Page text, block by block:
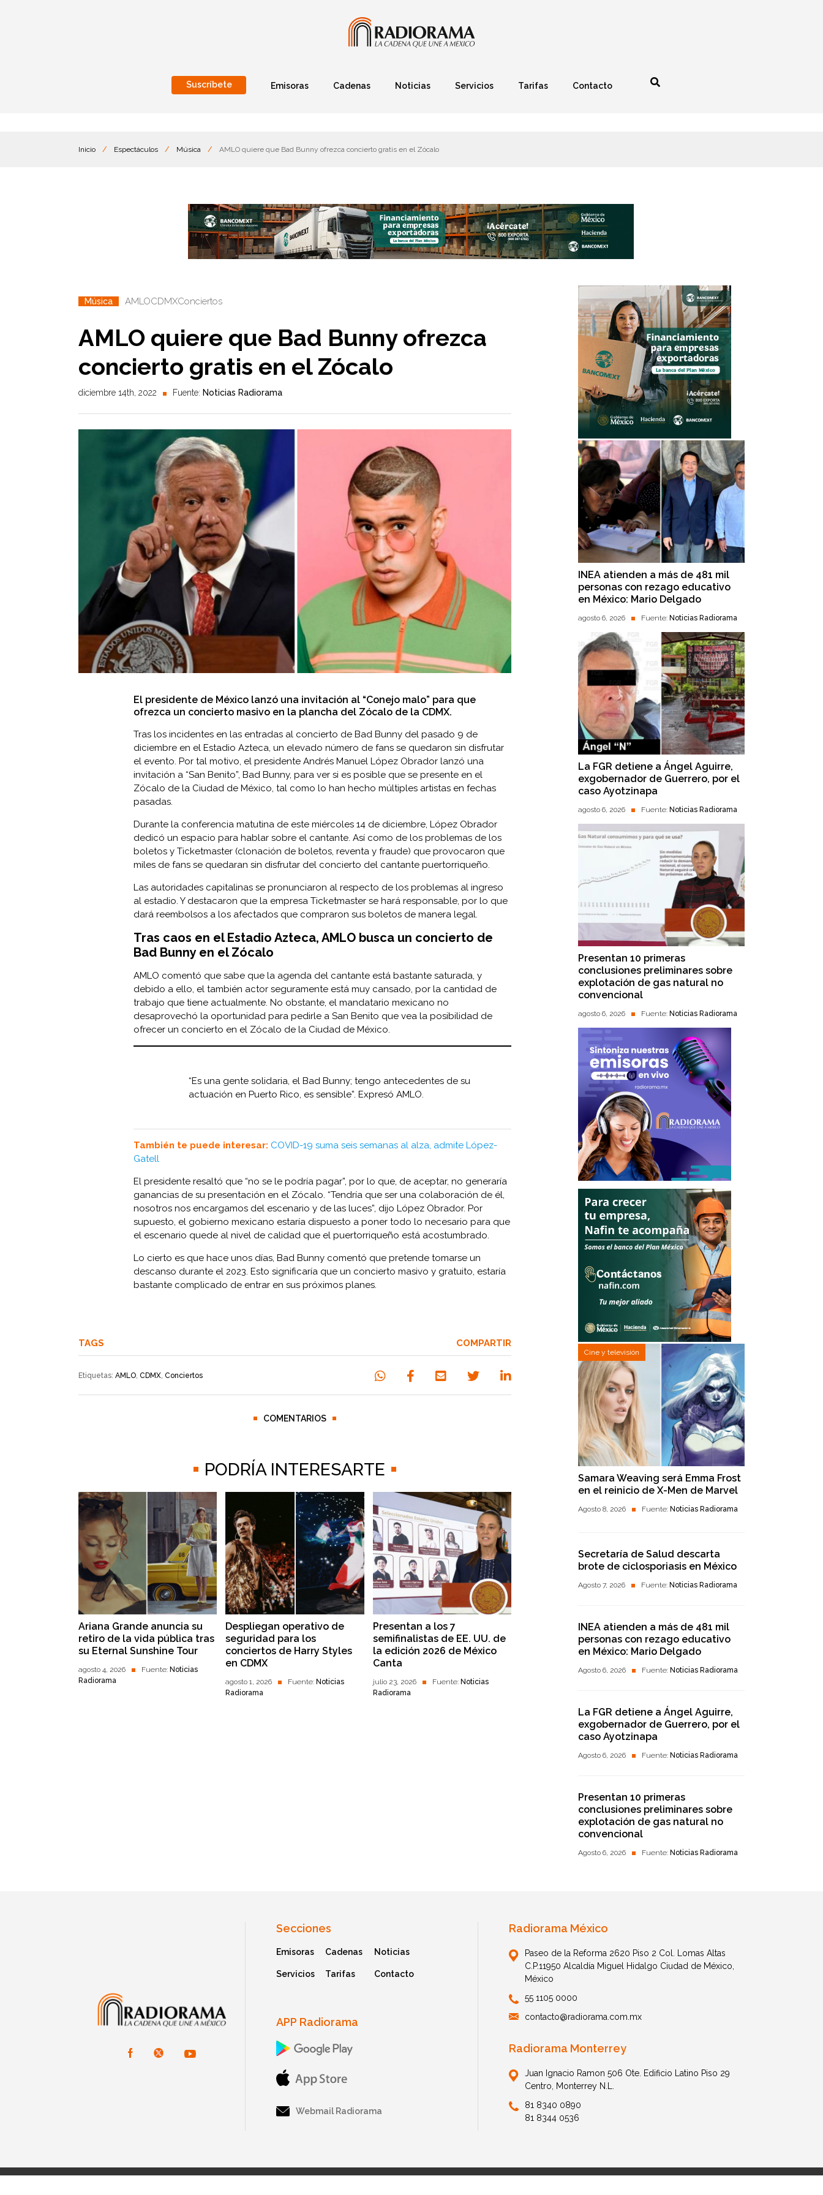
Suscríbete Emisoras Cadenas Noticias Servicios Tarifas Contacto
Inicio / Espectáculos / Música / AMLO quiere que Bad Bunny ofrezca concierto gratis en el Zócalo
Música AMLOCDMXConciertos
AMLO quiere que Bad Bunny ofrezca
concierto gratis en el Zócalo
diciembre 14th, 2022 Fuente: Noticias Radiorama
El presidente de México lanzó una invitación al “Conejo malo” para que
ofrezca un concierto masivo en la plancha del Zócalo de la CDMX.
Tras los incidentes en las entradas al concierto de Bad Bunny del pasado 9 de
diciembre en el Estadio Azteca, un elevado número de fans se quedaron sin disfrutar
el evento. Por tal motivo, el presidente Andrés Manuel López Obrador lanzó una
invitación a “San Benito”, Bad Bunny, para ver si es posible que se presente en el
Zócalo de la Ciudad de México, tal como lo han hecho múltiples artistas en fechas
pasadas.
Durante la conferencia matutina de este miércoles 14 de diciembre, López Obrador
dedicó un espacio para hablar sobre el cantante. Así como de los problemas de los
boletos y Ticketmaster (clonación de boletos, reventa y fraude) que provocaron que
miles de fans se quedaran sin disfrutar del concierto del cantante puertorriqueño.
Las autoridades capitalinas se pronunciaron al respecto de los problemas al ingreso
al estadio. Y destacaron que la empresa Ticketmaster se hará responsable, por lo que
dará reembolsos a los afectados que compraron sus boletos de manera legal.
Tras caos en el Estadio Azteca, AMLO busca un concierto de
Bad Bunny en el Zócalo
AMLO comentó que sabe que la agenda del cantante está bastante saturada, y
debido a ello, el también actor seguramente está muy cansado, por la cantidad de
trabajo que tiene actualmente. No obstante, el mandatario mexicano no
desaprovechó la oportunidad para pedirle a San Benito que vea la posibilidad de
ofrecer un concierto en el Zócalo de la Ciudad de México.
“Es una gente solidaria, el Bad Bunny; tengo antecedentes de su
actuación en Puerto Rico, es sensible”. Expresó AMLO.
También te puede interesar: COVID-19 suma seis semanas al alza, admite López-
Gatell
El presidente resaltó que “no se le podría pagar”, por lo que, de aceptar, no generaría
ganancias de su presentación en el Zócalo. “Tendría que ser una colaboración de él,
nosotros nos encargamos del escenario y de las luces”, dijo López Obrador. Por
supuesto, el gobierno mexicano estaría dispuesto a poner todo lo necesario para que
el escenario quede al nivel de calidad que el puertorriqueño está acostumbrado.
Lo cierto es que hace unos días, Bad Bunny comentó que pretende tomarse un
descanso durante el 2023. Esto significaría que un concierto masivo y gratuito, estaría
bastante complicado de entrar en sus próximos planes.
TAGS
Etiquetas: AMLO CDMX Conciertos
COMPARTIR
COMENTARIOS
PODRÍA INTERESARTE
Ariana Grande anuncia su
retiro de la vida pública tras
su Eternal Sunshine Tour
agosto 4, 2026 Fuente: Noticias
Radiorama
Despliegan operativo de
seguridad para los
conciertos de Harry Styles
en CDMX
agosto 1, 2026 Fuente:Noticias
Radiorama
Presentan a los 7
semifinalistas de EE. UU. de
la edición 2026 de México
Canta
julio 23, 2026 Fuente: Noticias
Radiorama
INEA atienden a más de 481 mil
personas con rezago educativo
en México: Mario Delgado
agosto 6, 2026 Fuente: Noticias Radiorama
La FGR detiene a Ángel Aguirre,
exgobernador de Guerrero, por el
caso Ayotzinapa
agosto 6, 2026 Fuente: Noticias Radiorama
Presentan 10 primeras
conclusiones preliminares sobre
explotación de gas natural no
convencional
agosto 6, 2026 Fuente: Noticias Radiorama
Cine y televisión
Samara Weaving será Emma Frost
en el reinicio de X-Men de Marvel
Agosto 8, 2026 Fuente: Noticias Radiorama
Secretaría de Salud descarta
brote de ciclosporiasis en México
Agosto 7, 2026 Fuente: Noticias Radiorama
INEA atienden a más de 481 mil
personas con rezago educativo
en México: Mario Delgado
Agosto 6, 2026 Fuente: Noticias Radiorama
La FGR detiene a Ángel Aguirre,
exgobernador de Guerrero, por el
caso Ayotzinapa
Agosto 6, 2026 Fuente: Noticias Radiorama
Presentan 10 primeras
conclusiones preliminares sobre
explotación de gas natural no
convencional
Agosto 6, 2026 Fuente: Noticias Radiorama
Secciones
Emisoras Cadenas Noticias
Servicios Tarifas Contacto
APP Radiorama
Webmail Radiorama
Radiorama México
Paseo de la Reforma 2620 Piso 2 Col. Lomas Altas
C.P.11950 Alcaldía Miguel Hidalgo Ciudad de México,
México
55 1105 0000
contacto@radiorama.com.mx
Radiorama Monterrey
Juan Ignacio Ramon 506 Ote. Edificio Latino Piso 29
Centro, Monterrey N.L.
81 8340 0890
81 8344 0536